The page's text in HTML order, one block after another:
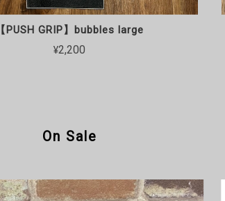
【PUSH GRIP】bubbles large
¥2,200
On Sale